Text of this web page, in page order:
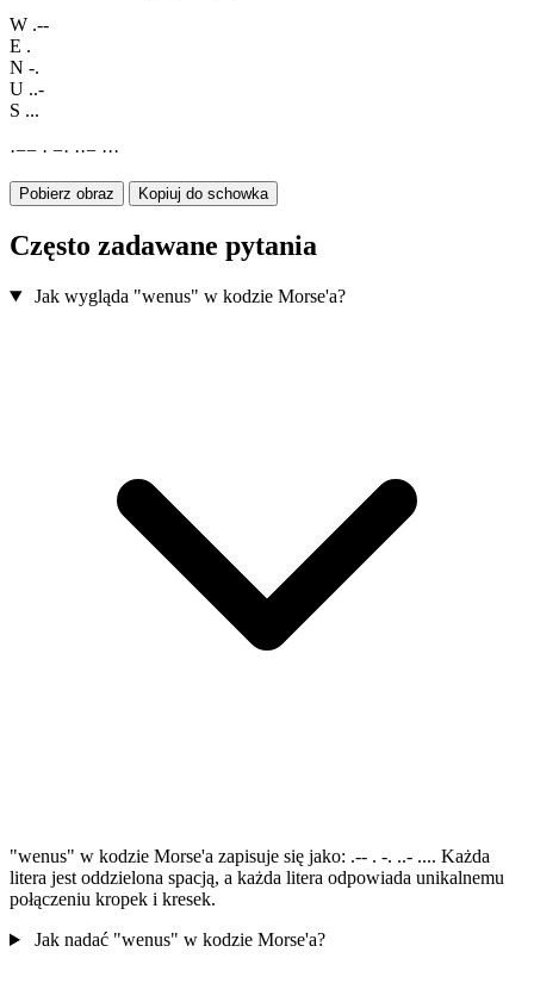
W .--
E .
N -.
U ..-
S ...
·−− · −· ··− ···
Pobierz obraz Kopiuj do schowka
Często zadawane pytania
Jak wygląda "wenus" w kodzie Morse'a?
"wenus" w kodzie Morse'a zapisuje się jako: .-- . -. ..- .... Każda
litera jest oddzielona spacją, a każda litera odpowiada unikalnemu
połączeniu kropek i kresek.
Jak nadać "wenus" w kodzie Morse'a?